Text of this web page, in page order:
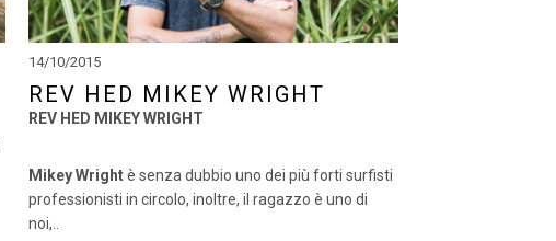
14/10/2015
REV HED MIKEY WRIGHT
REV HED MIKEY WRIGHT
Mikey Wrightè senza dubbio uno dei più forti surfisti
professionisti in circolo, inoltre, il ragazzo è uno di
noi,..